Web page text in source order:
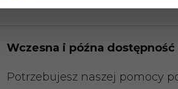
Wczesna i późna dostępność
Potrzebujesz naszej pomocy